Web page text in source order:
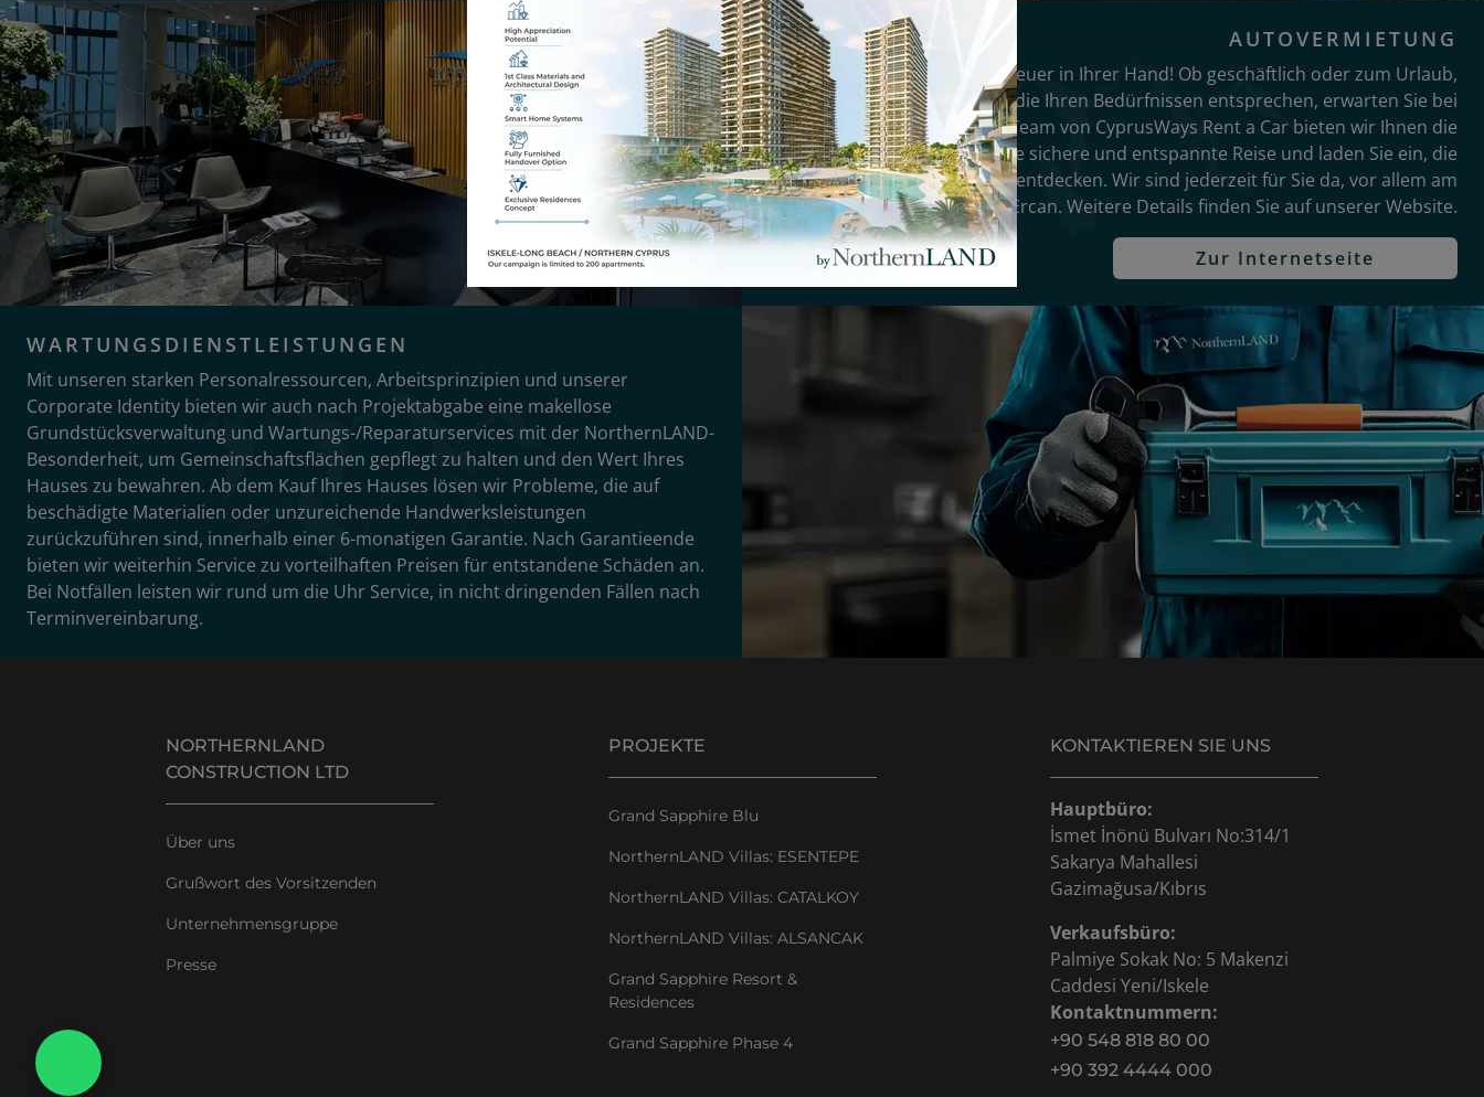
AUTOVERMIETUNG
In Zypern liegt das Steuer in Ihrer Hand! Ob geschäftlich oder zum Urlaub,
Mietwagen aller Segmente, die Ihren Bedürfnissen entsprechen, erwarten Sie bei
CyprusWays Rent a Car. Als Team von CyprusWays Rent a Car bieten wir Ihnen die
besten Lösungen für eine sichere und entspannte Reise und laden Sie ein, die
Schönheiten Zyperns zu entdecken. Wir sind jederzeit für Sie da, vor allem am
Flughafen Ercan. Weitere Details finden Sie auf unserer Website.
Zur Internetseite
WARTUNGSDIENSTLEISTUNGEN
Mit unseren starken Personalressourcen, Arbeitsprinzipien und unserer
Corporate Identity bieten wir auch nach Projektabgabe eine makellose
Grundstücksverwaltung und Wartungs-/Reparaturservices mit der NorthernLAND-
Besonderheit, um Gemeinschaftsflächen gepflegt zu halten und den Wert Ihres
Hauses zu bewahren. Ab dem Kauf Ihres Hauses lösen wir Probleme, die auf
beschädigte Materialien oder unzureichende Handwerksleistungen
zurückzuführen sind, innerhalb einer 6-monatigen Garantie. Nach Garantieende
bieten wir weiterhin Service zu vorteilhaften Preisen für entstandene Schäden an.
Bei Notfällen leisten wir rund um die Uhr Service, in nicht dringenden Fällen nach
Terminvereinbarung.
NORTHERNLAND
CONSTRUCTION LTD
Über uns
Grußwort des Vorsitzenden
Unternehmensgruppe
Presse
PROJEKTE
Grand Sapphire Blu
NorthernLAND Villas: ESENTEPE
NorthernLAND Villas: CATALKOY
NorthernLAND Villas: ALSANCAK
Grand Sapphire Resort &
Residences
Grand Sapphire Phase 4
KONTAKTIEREN SIE UNS
Hauptbüro:
İsmet İnönü Bulvarı No:314/1
Sakarya Mahallesi
Gazimağusa/Kıbrıs
Verkaufsbüro:
Palmiye Sokak No: 5 Makenzi
Caddesi Yeni/Iskele
Kontaktnummern:
+90 548 818 80 00
+90 392 4444 000